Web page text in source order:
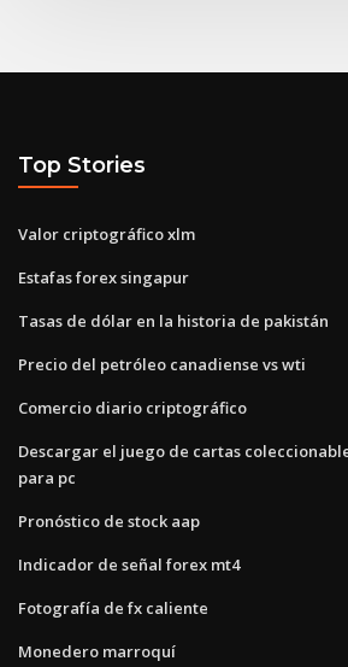
Top Stories
Valor criptográfico xlm
Estafas forex singapur
Tasas de dólar en la historia de pakistán
Precio del petróleo canadiense vs wti
Comercio diario criptográfico
Descargar el juego de cartas
para pc
Pronóstico de stock aap
Indicador de señal forex mt4
Fotografía de fx caliente
Monedero marroquí